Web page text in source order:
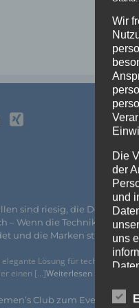
sind riesig, die Decken
– Wenn die Technik
und die Marken strahlen –
Lösung für technische
einen [...]Weiterlesen »
Club zum
Wir
Die
der
und
uns
Wir
und